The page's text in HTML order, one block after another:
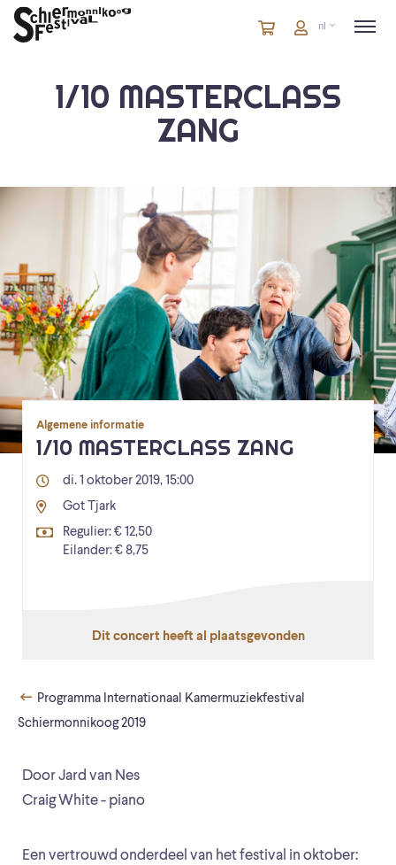
Winkelmandje
artikelen
Account
nl
1/10 MASTERCLASS
ZANG
Door Jard van Nes
Craig White - piano
Een vertrouwd onderdeel van het festival in oktober:
Algemene informatie
1/10 MASTERCLASS ZANG
di. 1 oktober 2019, 15:00
Got Tjark
Regulier: € 12,50
Eilander: € 8,75
Dit concert heeft al plaatsgevonden
Programma Internationaal Kamermuziekfestival
Schiermonnikoog 2019